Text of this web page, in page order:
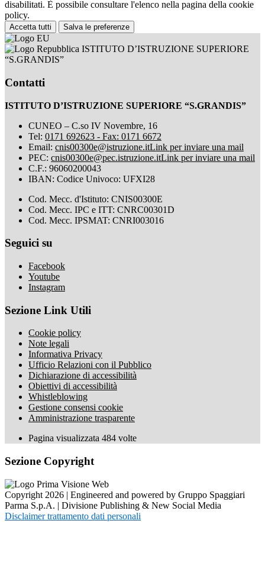
disabilitati. È possibile consultare l'elenco nella pagina della cookie
policy.
Accetta tutti Salva le preferenze
ISTITUTO D’ISTRUZIONE SUPERIORE
“S.GRANDIS”
Contatti
ISTITUTO D’ISTRUZIONE SUPERIORE “S.GRANDIS”
CUNEO – C.so IV Novembre, 16
Tel: 0171 692623 - Fax: 0171 6672
Email: cnis00300e@istruzione.itLink per inviare una mail
PEC: cnis00300e@pec.istruzione.itLink per inviare una mail
C.F.: 96060200043
IBAN: Codice Univoco: UFXI28
Cod. Mecc. d'Istituto: CNIS00300E
Cod. Mecc. IPC e ITT: CNRC00301D
Cod. Mecc. IPSMAT: CNRI003016
Seguici su
Facebook
Youtube
Instagram
Sezione Link Utili
Cookie policy
Note legali
Informativa Privacy
Ufficio Relazioni con il Pubblico
Dichiarazione di accessibilità
Obiettivi di accessibilità
Whistleblowing
Gestione consensi cookie
Amministrazione trasparente
Pagina visualizzata 484 volte
Sezione Copyright
Copyright 2026 | Engineered and powered by Gruppo Spaggiari
Parma S.p.A. | Divisione Publishing & New Social Media
Disclaimer trattamento dati personali